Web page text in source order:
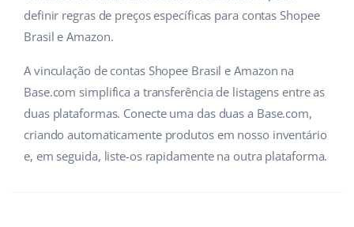
definir regras de preços específicas para contas Shopee
Brasil e Amazon.
A vinculação de contas Shopee Brasil e Amazon na
Base.com simplifica a transferência de listagens entre as
duas plataformas. Conecte uma das duas a Base.com,
criando automaticamente produtos em nosso inventário
e, em seguida, liste-os rapidamente na outra plataforma.